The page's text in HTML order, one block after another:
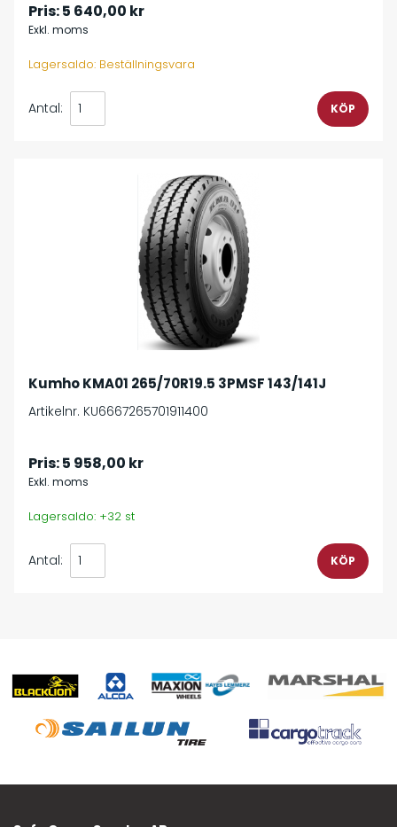
Pris:5 640,00 kr
Exkl. moms
Lagersaldo: Beställningsvara
Antal:
Kumho KMA01 265/70R19.5 3PMSF 143/141J
Artikelnr. KU6667265701911400
Pris:5 958,00 kr
Exkl. moms
Lagersaldo: +32 st
Antal: